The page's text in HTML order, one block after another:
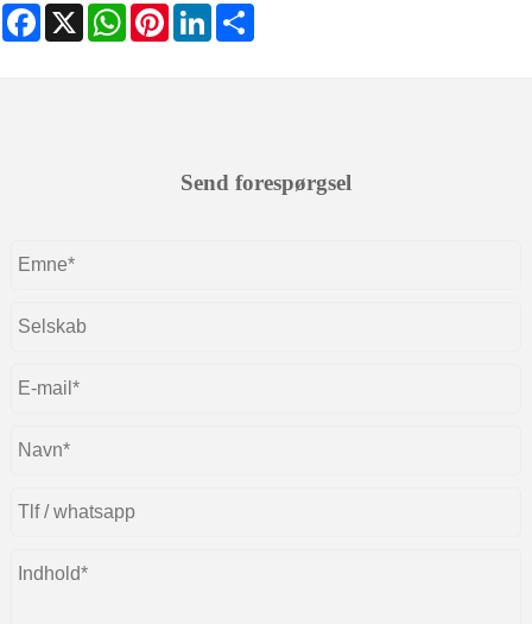
Facebook
X WhatsAppPinterestLinkedIn
Send forespørgsel